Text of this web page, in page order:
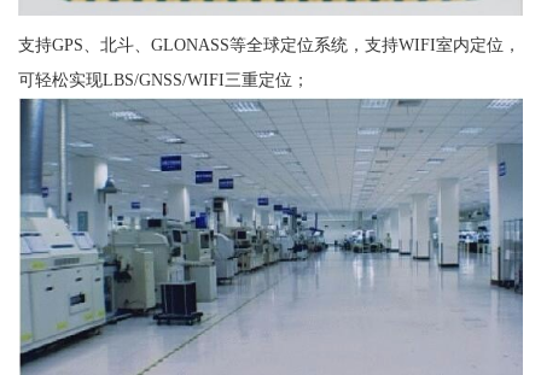
支持GPS、北斗、GLONASS等全球定位系统，支持WIFI室内定位，
可轻松实现LBS/GNSS/WIFI三重定位；